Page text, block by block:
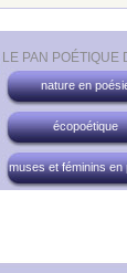
LE PAN POÉTIQUE
nature en
écopoétique
muses et féminins en